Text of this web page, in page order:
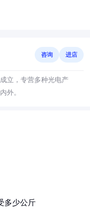
咨询 进店
立，专营多种光电产
外。
多少公斤